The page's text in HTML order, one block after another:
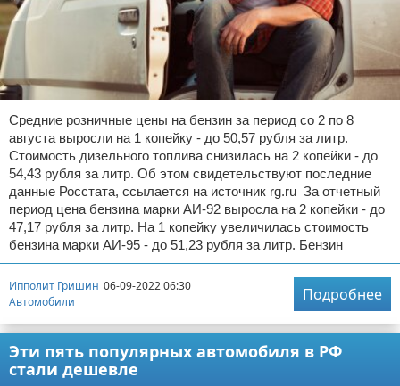
Средние розничные цены на бензин за период со 2 по 8
августа выросли на 1 копейку - до 50,57 рубля за литр.
Стоимость дизельного топлива снизилась на 2 копейки - до
54,43 рубля за литр. Об этом свидетельствуют последние
данные Росстата, ссылается на источник rg.ru За отчетный
период цена бензина марки АИ-92 выросла на 2 копейки - до
47,17 рубля за литр. На 1 копейку увеличилась стоимость
бензина марки АИ-95 - до 51,23 рубля за литр. Бензин
Ипполит Гришин 06-09-2022 06:30
Автомобили
Подробнее
Эти пять популярных автомобиля в РФ
стали дешевле